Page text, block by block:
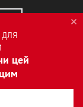
БРЕНД ОДЯГУ
цей